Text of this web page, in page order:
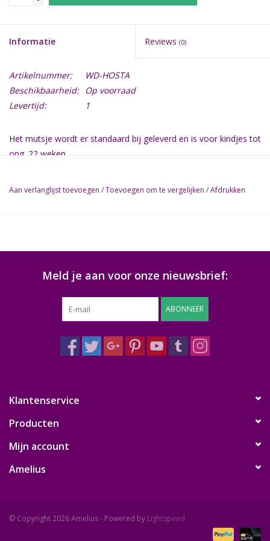
Informatie Reviews (0)
Artikelnummer:
WD-HOSTA
Beschikbaarheid: Op voorraad
Levertijd:
1
Het mutsje wordt er standaard bij geleverd en is voor kindjes tot
ong. 22 weken.
Aan verlanglijst toevoegen /Toevoegen om te vergelijken /Afdrukken
Meld je aan voor onze nieuwsbrief:
ABONNEER
Klantenservice
Producten
Mijn account
Amelius
© Copyright 2026 Amelius - Powered by Lightspeed